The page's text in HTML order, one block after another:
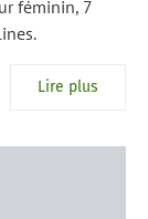
féminin, 7
Lire plus